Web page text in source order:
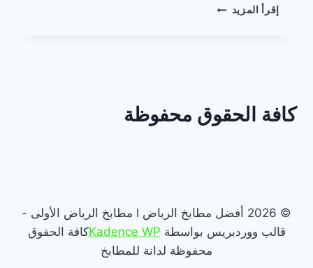
إقرأ المزيد مطابخ
كافة الحقوق محفوظة
© 2026 أفضل مطابخ الرياض l مطابخ الرياض الأولى -
قالب ووردبريس بواسطة Kadence WPكافة الحقوق
محفوظة لدانة للمطابخ